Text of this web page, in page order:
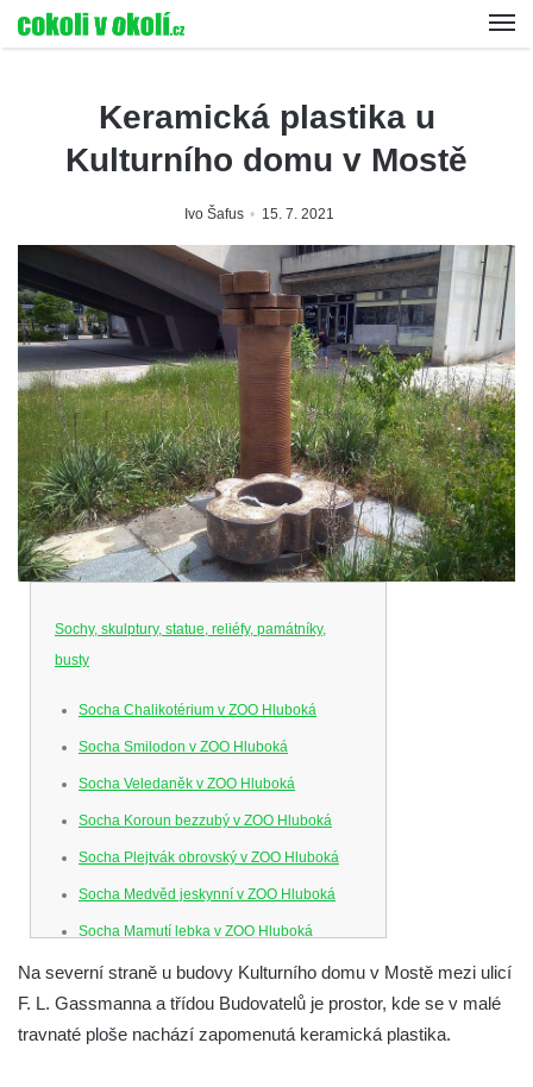
Keramická plastika u
Kulturního domu v Mostě
Ivo Šafus 15. 7. 2021
Sochy, skulptury, statue, reliéfy, památníky,
busty
Socha Chalikotérium v ZOO Hluboká
Socha Smilodon v ZOO Hluboká
Socha Veledaněk v ZOO Hluboká
Socha Koroun bezzubý v ZOO Hluboká
Socha Plejtvák obrovský v ZOO Hluboká
Socha Medvěd jeskynní v ZOO Hluboká
Socha Mamutí lebka v ZOO Hluboká
Socha Mamut srstnatý v ZOO Hluboká
Socha Orel v ZOO Hluboká
Socha Vydry si hrají v ZOO Hluboká
Na severní straně u budovy Kulturního domu v Mostě mezi ulicí
F. L. Gassmanna a třídou Budovatelů je prostor, kde se v malé
travnaté ploše nachází zapomenutá keramická plastika.